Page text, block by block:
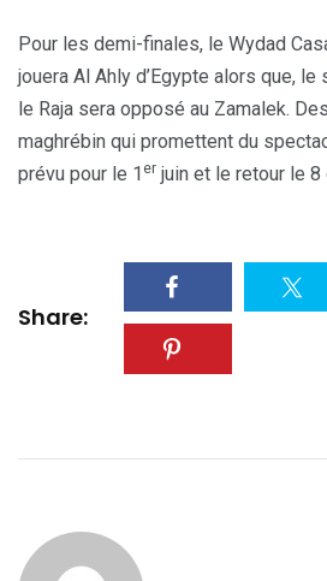
Pour les demi-finales, le Wydad
jouera Al Ahly d’Egypte alors que, le
le Raja sera opposé au Zamalek.
maghrébin qui promettent du
prévu pour le 1 er juin et le retour le 8
Share: